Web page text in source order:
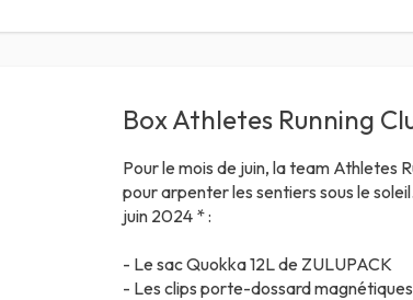
Box Athletes Running
Pour le mois de juin, la team Athletes
pour arpenter les sentiers sous le
juin 2024 * :
- Le sac Quokka 12L de ZULUPACK
- Les clips porte-dossard